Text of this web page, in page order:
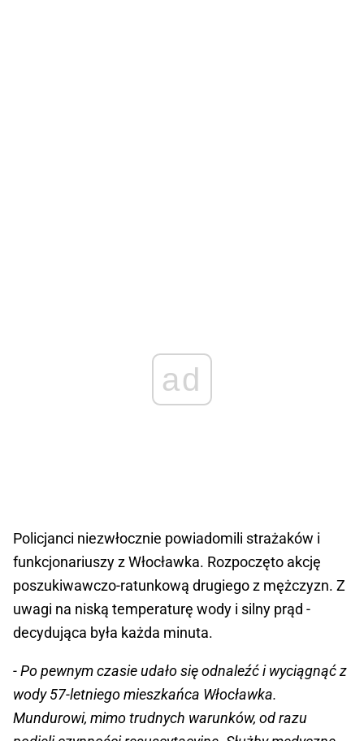
ad
Policjanci niezwłocznie powiadomili strażaków i
funkcjonariuszy z Włocławka. Rozpoczęto akcję
poszukiwawczo-ratunkową drugiego z mężczyzn. Z
uwagi na niską temperaturę wody i silny prąd -
decydująca była każda minuta.
- Po pewnym czasie udało się odnaleźć i wyciągnąć z
wody 57-letniego mieszkańca Włocławka.
Mundurowi, mimo trudnych warunków, od razu